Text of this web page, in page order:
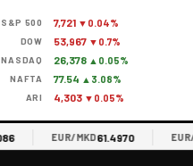
S&P 500 7,721 ▼0.04%
DOW 53,967 ▼0.7%
NASDAQ 26,378 ▲0.05%
NAFTA 77.54 ▲3.08%
ARI 4,303 ▼0.05%
EUR/MKD61.4970 EUR/RSD